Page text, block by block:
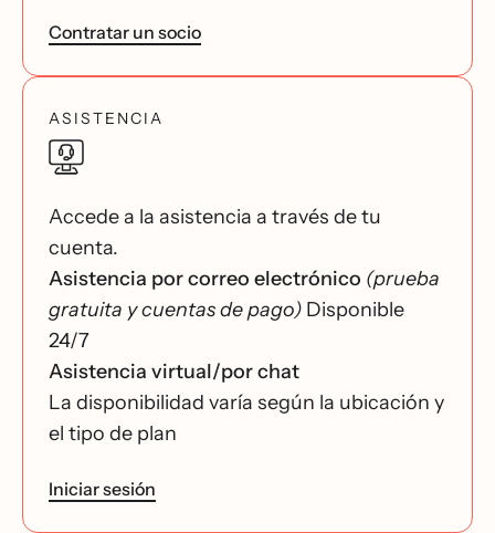
Contratar un socio
ASISTENCIA
Accede a la asistencia a través de tu
cuenta.
Asistencia por correo electrónico (prueba
gratuita y cuentas de pago) Disponible
24/7
Asistencia virtual/por chat
La disponibilidad varía según la ubicación y
el tipo de plan
Iniciar sesión